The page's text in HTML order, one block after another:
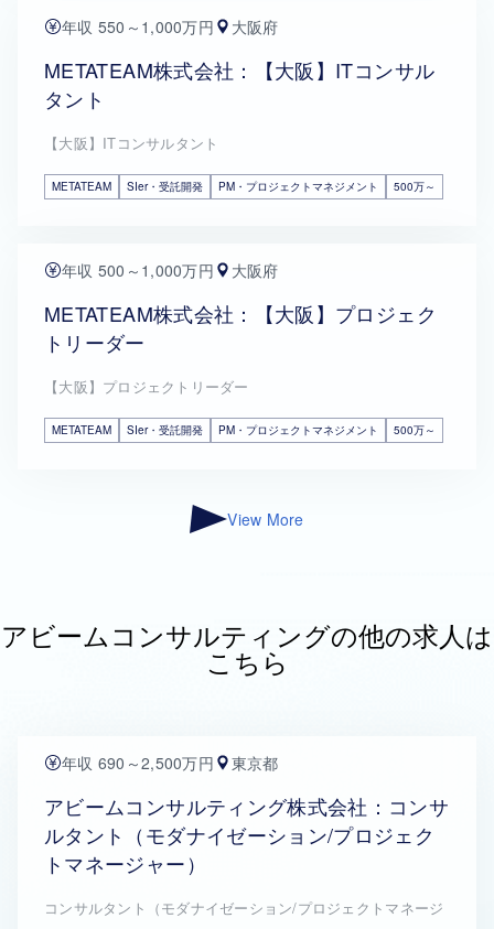
年収 550～1,000万円 大阪府
METATEAM株式会社：【大阪】ITコンサル
タント
【大阪】ITコンサルタント
METATEAM SIer・受託開発 PM・プロジェクトマネジメント 500万～
年収 500～1,000万円 大阪府
METATEAM株式会社：【大阪】プロジェク
トリーダー
【大阪】プロジェクトリーダー
METATEAM SIer・受託開発 PM・プロジェクトマネジメント 500万～
View More
アビームコンサルティングの他の求人は
こちら
年収 690～2,500万円 東京都
アビームコンサルティング株式会社：コンサ
ルタント（モダナイゼーション/プロジェク
トマネージャー）
コンサルタント（モダナイゼーション/プロジェクトマネージ